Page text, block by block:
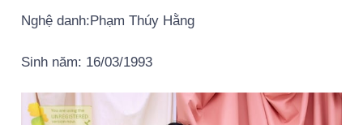
Nghệ danh:Phạm Thúy Hằng
Sinh năm: 16/03/1993